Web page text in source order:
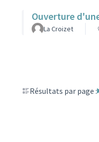
Ouverture
La Croizet
Résultats par page :